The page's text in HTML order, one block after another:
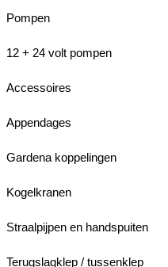
Pompen
12 + 24 volt pompen
Accessoires
Appendages
Gardena koppelingen
Kogelkranen
Straalpijpen en handspuiten
Terugslagklep / tussenklep